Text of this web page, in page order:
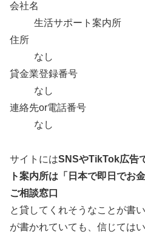
会社名
生活サポート案内所
住所
なし
貸金業登録番号
なし
連絡先or電話番号
なし
サイトにはSNSやTikTok広告
ト案内所は「日本で即日でお
ご相談窓口
と貸してくれそうなことが書
が書かれていても、信じてはい